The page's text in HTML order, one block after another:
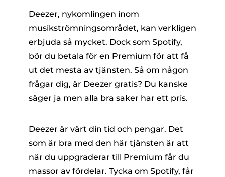
Deezer, nykomlingen inom
musikströmningsområdet, kan verkligen
erbjuda så mycket. Dock som Spotify,
bör du betala för en Premium för att få
ut det mesta av tjänsten. Så om någon
frågar dig, är Deezer gratis? Du kanske
säger ja men alla bra saker har ett pris.
Deezer är värt din tid och pengar. Det
som är bra med den här tjänsten är att
när du uppgraderar till Premium får du
massor av fördelar. Tycka om Spotify, får